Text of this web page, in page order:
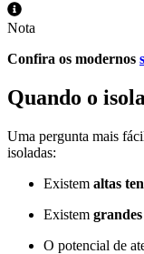
Nota
Confira os modernos
Quando o
Uma pergunta mais
isoladas:
Existem altas
Existem
O potencial de